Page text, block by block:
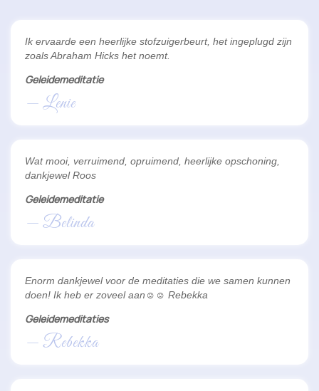
Ik ervaarde een heerlijke stofzuigerbeurt, het ingeplugd zijn
zoals Abraham Hicks het noemt.
Geleidemeditatie
— Lenie
Wat mooi, verruimend, opruimend, heerlijke opschoning,
dankjewel Roos
Geleidemeditatie
— Belinda
Enorm dankjewel voor de meditaties die we samen kunnen
doen! Ik heb er zoveel aan☺️☺️ Rebekka
Geleidemeditaties
— Rebekka